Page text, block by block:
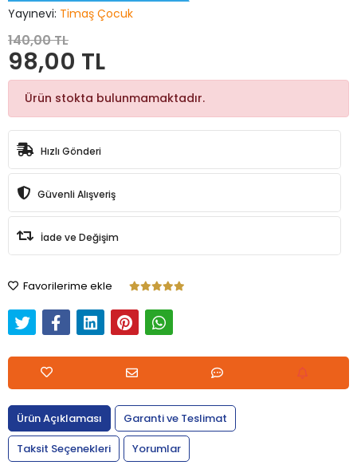
Yayınevi: Timaş Çocuk
140,00 TL
98,00 TL
Ürün stokta bulunmamaktadır.
Hızlı Gönderi
Güvenli Alışveriş
İade ve Değişim
Favorilerime ekle
Ürün Açıklaması
Garanti ve Teslimat
Taksit Seçenekleri
Yorumlar